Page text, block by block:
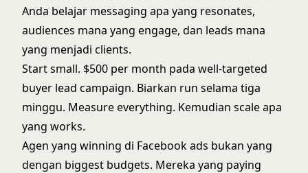
Anda belajar messaging apa yang resonates,
audiences mana yang engage, dan leads mana
yang menjadi clients.
Start small. $500 per month pada well-targeted
buyer lead campaign. Biarkan run selama tiga
minggu. Measure everything. Kemudian scale apa
yang works.
Agen yang winning di Facebook ads bukan yang
dengan biggest budgets. Mereka yang paying